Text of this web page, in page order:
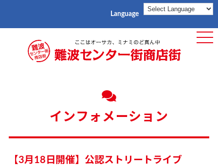
Language
インフォメーション
【3月18日開催】公認ストリートライブ